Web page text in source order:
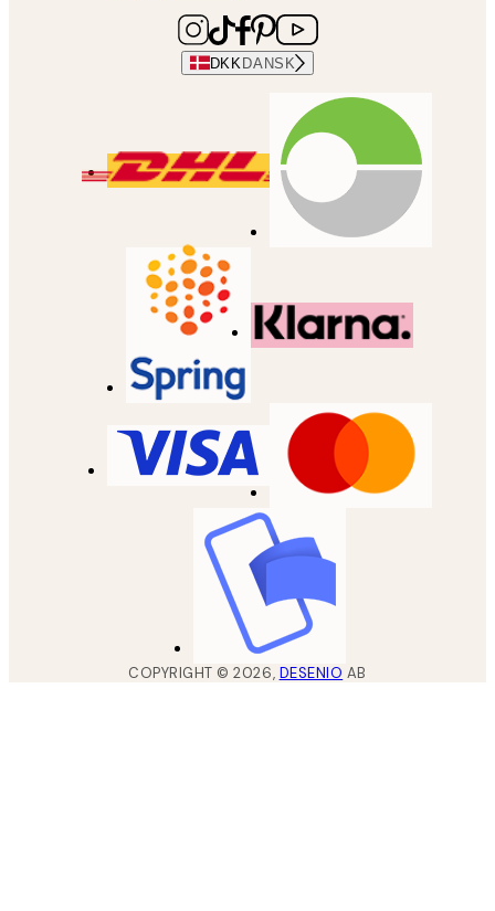
DKK DANSK
COPYRIGHT ©2026, DESENIO AB